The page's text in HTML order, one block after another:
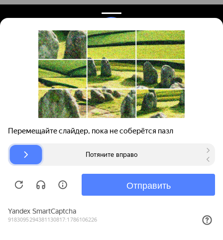
Поиск запчастей
Для автокомпаний
Авторазборки
О проекте
Помощь
Карта сайта
© bibinet.ru - система поиска запчастей,
Copyright 2010-2026 Все права защищены